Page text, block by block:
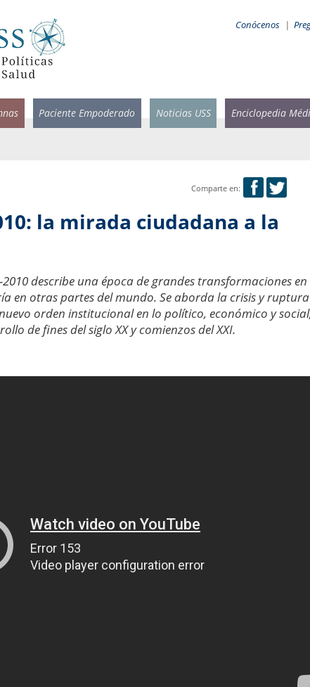
Conócenos |
Paciente Empoderado Noticias USS Enciclopedia
Comparte en:
la mirada ciudadana a la
describe una época de grandes transformaciones en
en otras partes del mundo. Se aborda la crisis y
orden institucional en lo político, económico y
de fines del siglo XX y comienzos del XXI.
y profesor asistente de
pandemia cuando
contagiosa se
gran número de...
Decana facultad de
salud bucal?
En Chile, nadie muere de
enfermedades
embargo, estas son las...